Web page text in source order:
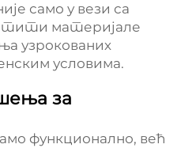
само у вези са
материјале
узрокованих
условима.
за
функционално, већ